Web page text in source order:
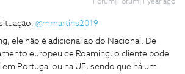
Forum|Forum|1 year ago
@mmartins2019
ele não é adicional ao do Nacional. De
europeu de Roaming, o cliente pode
Portugal ou na UE, sendo que há um